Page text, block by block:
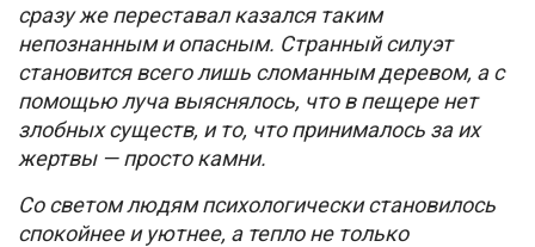
сразу же переставал казался таким
непознанным и опасным. Странный силуэт
становится всего лишь сломанным деревом, а с
помощью луча выяснялось, что в пещере нет
злобных существ, и то, что принималось за их
жертвы — просто камни.
Со светом людям психологически становилось
спокойнее и уютнее, а тепло не только